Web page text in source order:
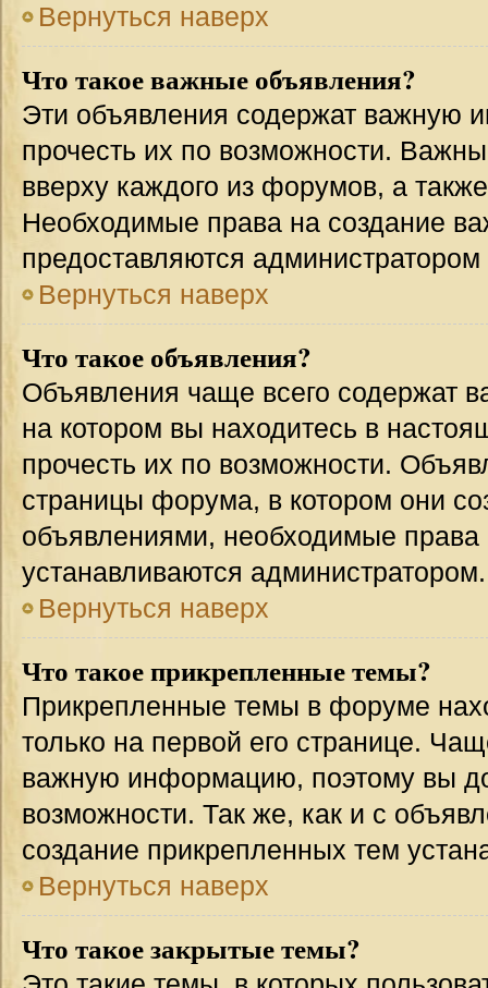
Вернуться наверх
Что такое важные объявления?
Эти объявления содержат
прочесть их по возможности.
вверху каждого из форумов, а
Необходимые права на создание
предоставляются
Вернуться наверх
Что такое объявления?
Объявления чаще всего
на котором вы находитесь в
прочесть их по возможности.
страницы форума, в котором они
объявлениями, необходимые права
устанавливаются администратором.
Вернуться наверх
Что такое прикрепленные темы?
Прикрепленные темы в форуме
только на первой его странице.
важную информацию, поэтому вы
возможности. Так же, как и с
создание прикрепленных тем
Вернуться наверх
Что такое закрытые темы?